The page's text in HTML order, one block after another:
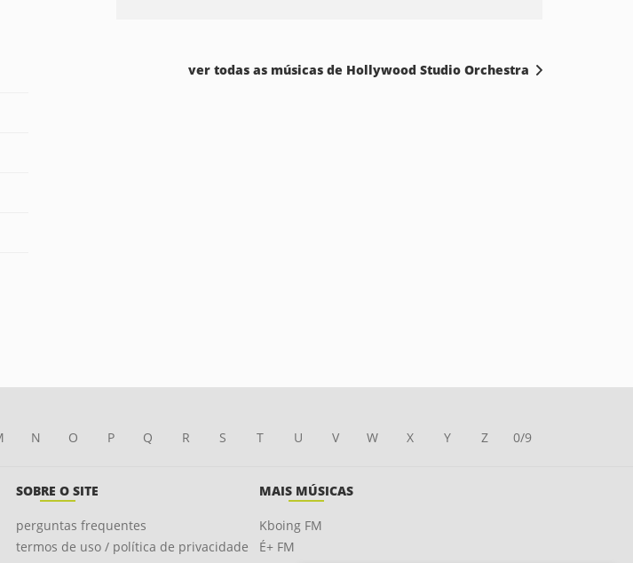
ver todas as músicas de Hollywood Studio Orchestra
N O P Q R S T U V W X Y Z 0/9
SOBRE O SITE
perguntas frequentes
termos de uso / política de privacidade
MAIS MÚSICAS
Kboing FM
É+ FM